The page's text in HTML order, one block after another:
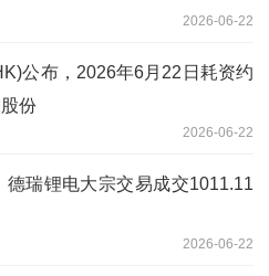
2026-06-22
公布，2026年6月22日耗资约
份
2026-06-22
德瑞锂电大宗交易成交1011.11
2026-06-22